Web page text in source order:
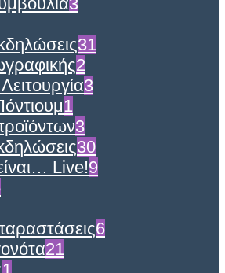
31
2
3
1
3
30
Live!9
6
21